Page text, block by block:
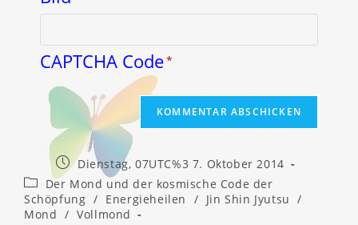
CAPTCHA Code*
Beitrag
veröffentlicht:
Dienstag, 07UTC%3 7. Oktober 2014
Beitrags-
Kategorie:
Der Mond und der kosmische Code der
Schöpfung / Energieheilen / Jin Shin Jyutsu
/
Mond / Vollmond